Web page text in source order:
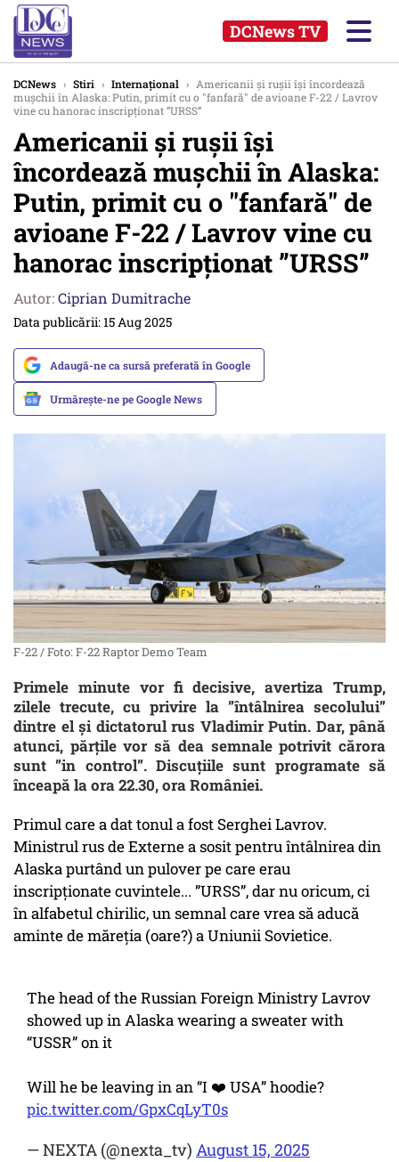
DCNews TV
DCNews › Stiri › Internațional › Americanii și rușii își încordează
mușchii în Alaska: Putin, primit cu o "fanfară" de avioane F-22 / Lavrov
vine cu hanorac inscripționat ”URSS”
Americanii și rușii își
încordează mușchii în Alaska:
Putin, primit cu o "fanfară" de
avioane F-22 / Lavrov vine cu
hanorac inscripționat ”URSS”
Autor:Ciprian Dumitrache
Data publicării: 15 Aug 2025
Adaugă-ne ca sursă preferată în Google
Urmărește-ne pe Google News
F-22 / Foto: F-22 Raptor Demo Team
Primele minute vor fi decisive, avertiza Trump,
zilele trecute, cu privire la ”întâlnirea secolului”
dintre el și dictatorul rus Vladimir Putin. Dar, până
atunci, părțile vor să dea semnale potrivit cărora
sunt ”in control”. Discuțiile sunt programate să
înceapă la ora 22.30, ora României.
Primul care a dat tonul a fost Serghei Lavrov.
Ministrul rus de Externe a sosit pentru întâlnirea din
Alaska purtând un pulover pe care erau
inscripționate cuvintele... ”URSS”, dar nu oricum, ci
în alfabetul chirilic, un semnal care vrea să aducă
aminte de măreția (oare?) a Uniunii Sovietice.
The head of the Russian Foreign Ministry Lavrov
showed up in Alaska wearing a sweater with
“USSR” on it
Will he be leaving in an “I ❤️ USA” hoodie?
pic.twitter.com/GpxCqLyT0s
— NEXTA (@nexta_tv) August 15, 2025